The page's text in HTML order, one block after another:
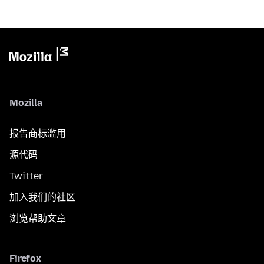
Mozilla
报告商标滥用
源代码
Twitter
加入我们的社区
浏览帮助文章
Firefox